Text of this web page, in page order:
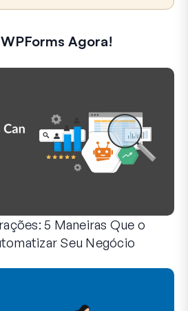
Agora!
5 Maneiras Que o
Seu Negócio